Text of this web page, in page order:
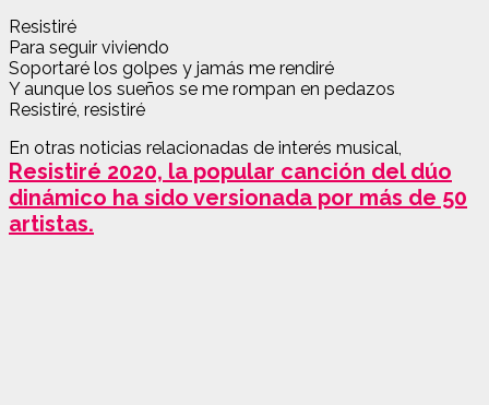
Resistiré
Para seguir viviendo
Soportaré los golpes y jamás me rendiré
Y aunque los sueños se me rompan en pedazos
Resistiré, resistiré
En otras noticias relacionadas de interés musical,
Resistiré 2020, la popular canción del dúo
dinámico ha sido versionada por más de 50
artistas.